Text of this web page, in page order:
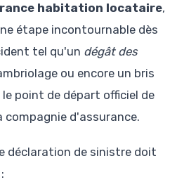
habitation locataire,
étape incontournable dès
tel qu'un dégât des
ou encore un bris
point de départ officiel de
compagnie d'assurance.
déclaration de sinistre doit